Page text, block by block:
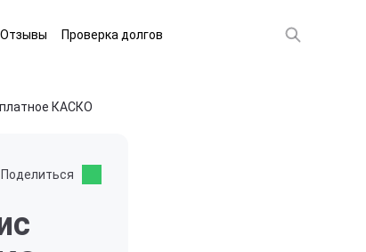
Отзывы Проверка долгов
КАСКО
Поделиться